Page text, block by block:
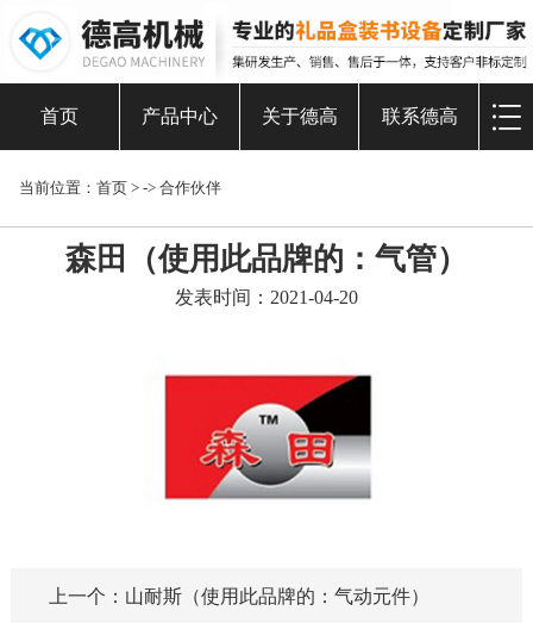
首页 产品中心 关于德高 联系德高
当前位置： 首页 > -> 合作伙伴
森田（使用此品牌的：气管）
发表时间：2021-04-20
上一个：山耐斯（使用此品牌的：气动元件）